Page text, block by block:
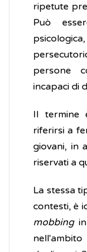
ripetute
Può
persone
incapaci di
Il termine
riferirsi a
giovani, in
riservati a
La stessa
contesti, è
mobbingin